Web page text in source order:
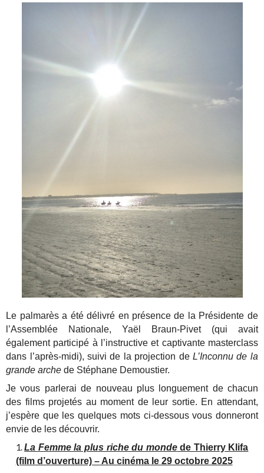
Le palmarès a été délivré en présence de la Présidente de
l’Assemblée Nationale, Yaël Braun-Pivet (qui avait
également participé à l’instructive et captivante masterclass
dans l’après-midi), suivi de la projection deL’Inconnu de la
grande arche de Stéphane Demoustier.
Je vous parlerai de nouveau plus longuement de chacun
des films projetés au moment de leur sortie. En attendant,
j’espère que les quelques mots ci-dessous vous donneront
envie de les découvrir.
La Femme la plus riche du mondede Thierry Klifa
(film d’ouverture) – Au cinéma le 29 octobre 2025